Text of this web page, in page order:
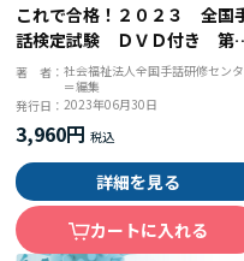
これで合格！２０２３ 全国
話検定試験 ＤＶＤ付き 第
７回全国手話検定試験解説集
著 者：社会福祉法人全国手話研修セン
＝編集
発行日：2023年06月30日
3,960円
詳細を見る
カートに入れる